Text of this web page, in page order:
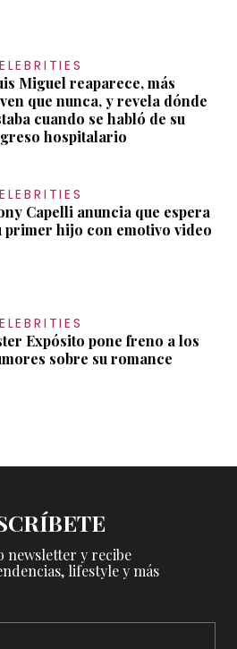
Miguel reaparece, más
que nunca, y revela dónde
cuando se habló de su
hospitalario
Capelli anuncia que espera
primer hijo con emotivo video
Expósito pone freno a los
sobre su romance
newsletter y recibe
lifestyle y más